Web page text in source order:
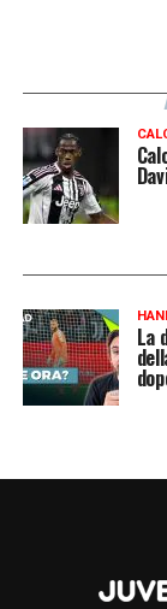
Fagioli 7.5–
acquisito
suo
risultato.
McKennie 7
ripartire
racchiuso
sia
Juventus.
La